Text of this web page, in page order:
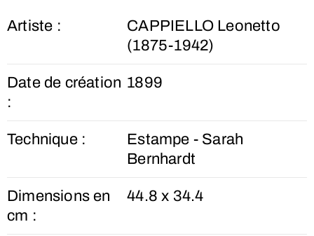
Artiste :
CAPPIELLO Leonetto
(1875-1942)
Date de création
:
1899
Technique :
Estampe - Sarah
Bernhardt
Dimensions en
cm :
44.8 x 34.4